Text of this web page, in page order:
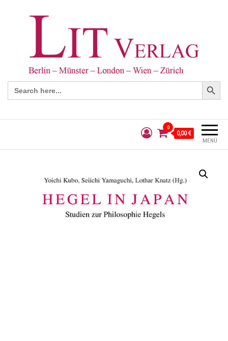
Search
for:
Search Button
MENÜ
0
0,00 €